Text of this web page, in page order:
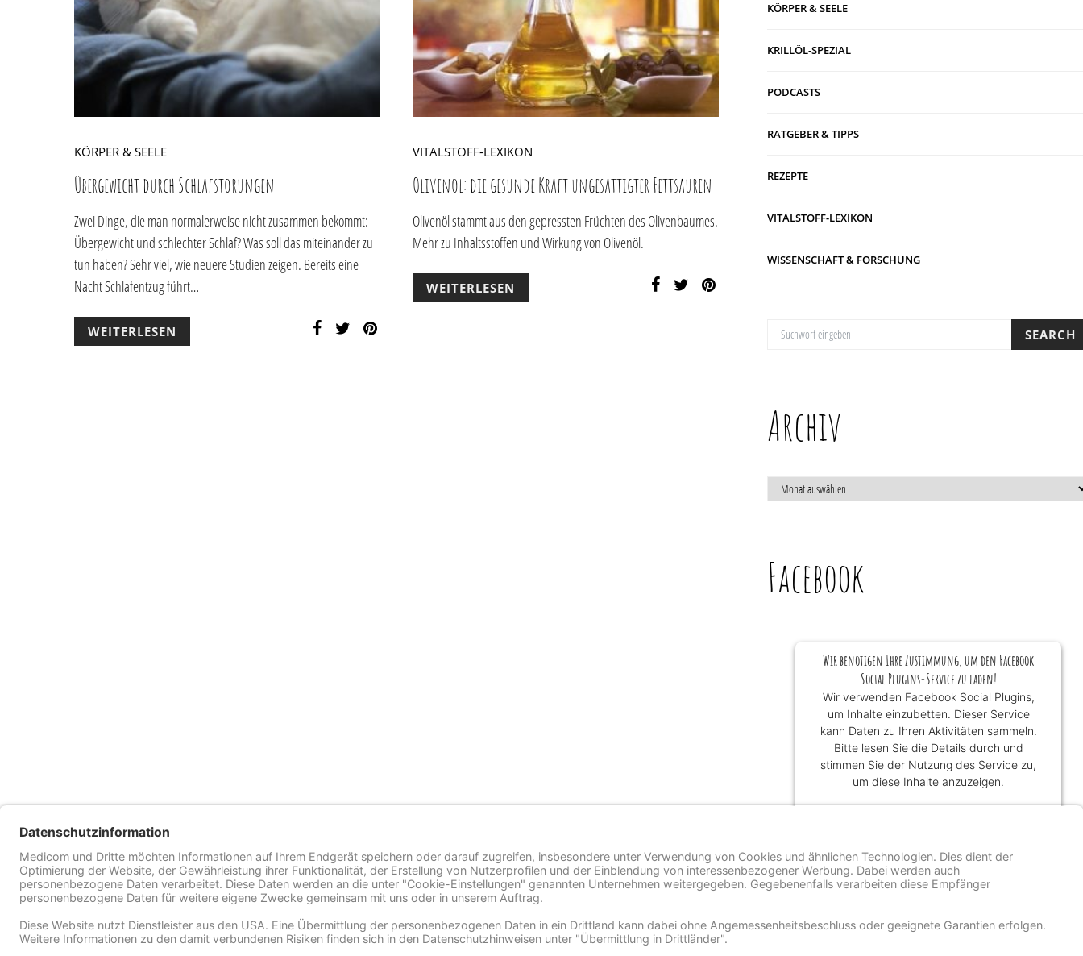
KÖRPER & SEELE
Übergewicht durch Schlafstörungen
Zwei Dinge, die man normalerweise nicht zusammen bekommt:
Übergewicht und schlechter Schlaf? Was soll das miteinander zu
tun haben? Sehr viel, wie neuere Studien zeigen. Bereits eine
Nacht Schlafentzug führt…
WEITERLESEN
VITALSTOFF-LEXIKON
Olivenöl: die gesunde Kraft ungesättigter Fettsäuren
Olivenöl stammt aus den gepressten Früchten des Olivenbaumes.
Mehr zu Inhaltsstoffen und Wirkung von Olivenöl.
WEITERLESEN
KÖRPER & SEELE
KRILLÖL-SPEZIAL
PODCASTS
RATGEBER & TIPPS
REZEPTE
VITALSTOFF-LEXIKON
WISSENSCHAFT & FORSCHUNG
SUCHE NACH: SEARCH
Archiv
ARCHIV
Facebook
Wir benötigen Ihre Zustimmung, um den Facebook
Social Plugins-Service zu laden!
Wir verwenden Facebook Social Plugins,
um Inhalte einzubetten. Dieser Service
kann Daten zu Ihren Aktivitäten sammeln.
Bitte lesen Sie die Details durch und
stimmen Sie der Nutzung des Service zu,
um diese Inhalte anzuzeigen.
Akzeptieren
Usercentrics Consent